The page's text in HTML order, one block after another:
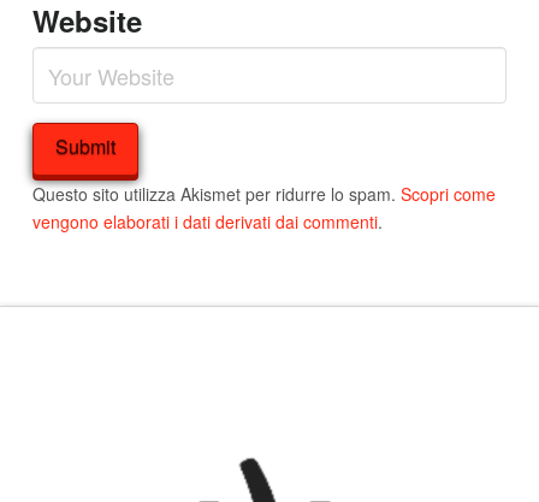
Website
Questo sito utilizza Akismet per ridurre lo spam. Scopri come
vengono elaborati i dati derivati dai commenti.